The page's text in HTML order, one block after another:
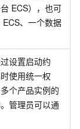
ECS），也可
ECS、一个数据
设置启动约
使用统一权
个产品实例的
管理员可以通